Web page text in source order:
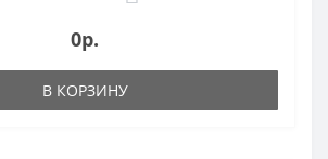
0р.
В КОРЗИНУ